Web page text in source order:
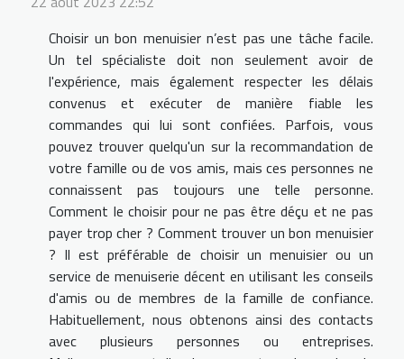
Choisir un bon menuisier n’est pas une tâche facile.
Un tel spécialiste doit non seulement avoir de
l'expérience, mais également respecter les délais
convenus et exécuter de manière fiable les
commandes qui lui sont confiées. Parfois, vous
pouvez trouver quelqu'un sur la recommandation de
votre famille ou de vos amis, mais ces personnes ne
connaissent pas toujours une telle personne.
Comment le choisir pour ne pas être déçu et ne pas
payer trop cher ? Comment trouver un bon menuisier
? Il est préférable de choisir un menuisier ou un
service de menuiserie décent en utilisant les conseils
d'amis ou de membres de la famille de confiance.
Habituellement, nous obtenons ainsi des contacts
avec plusieurs personnes ou entreprises.